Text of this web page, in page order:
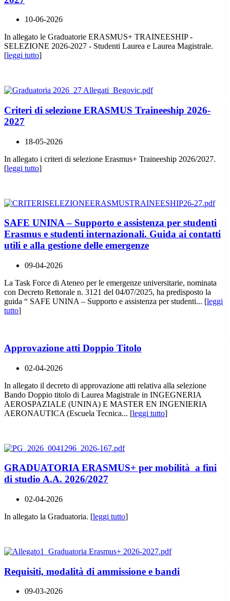
10-06-2026
In allegato le Graduatorie ERASMUS+ TRAINEESHIP -
SELEZIONE 2026-2027 - Studenti Laurea e Laurea Magistrale.
[leggi tutto]
Criteri di selezione ERASMUS Traineeship 2026-
2027
18-05-2026
In allegato i criteri di selezione Erasmus+ Traineeship 2026/2027.
[leggi tutto]
SAFE UNINA – Supporto e assistenza per studenti
Erasmus e studenti internazionali. Guida ai contatti
utili e alla gestione delle emergenze
09-04-2026
La Task Force di Ateneo per le emergenze universitarie, nominata
con Decreto Rettorale n. 3121 del 04/07/2025, ha predisposto la
guida “ SAFE UNINA – Supporto e assistenza per studenti... [leggi
tutto]
Approvazione atti Doppio Titolo
02-04-2026
In allegato il decreto di approvazione atti relativa alla selezione
Bando Doppio titolo di Laurea Magistrale in INGEGNERIA
AEROSPAZIALE (UNINA) E MASTER EN INGENIERIA
AERONAUTICA (Escuela Tecnica... [leggi tutto]
GRADUATORIA ERASMUS+ per mobilità a fini
di studio A.A. 2026/2027
02-04-2026
In allegato la Graduatoria. [leggi tutto]
Requisiti, modalità di ammissione e bandi
09-03-2026